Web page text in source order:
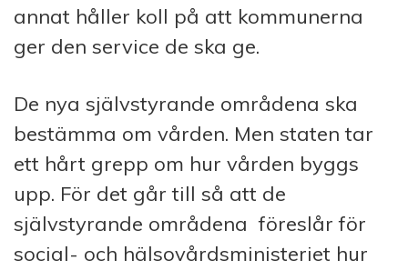
annat håller koll på att kommunerna
ger den service de ska ge.
De nya självstyrande områdena ska
bestämma om vården. Men staten tar
ett hårt grepp om hur vården byggs
upp. För det går till så att de
självstyrande områdena föreslår för
social- och hälsovårdsministeriet hur